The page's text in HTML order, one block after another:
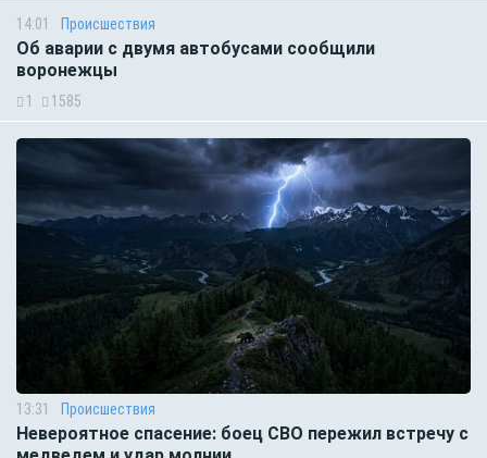
14:01 Происшествия
Об аварии с двумя автобусами сообщили
воронежцы
1 1585
13:31 Происшествия
Невероятное спасение: боец СВО пережил встречу с